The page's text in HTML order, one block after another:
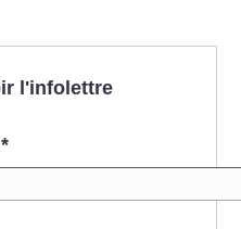
l'infolettre
*